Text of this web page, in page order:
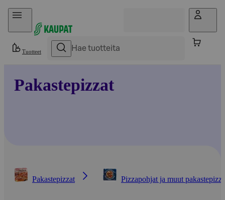
Hyppää sisältöön
Tuotteet
Pakastepizzat
Pakastepizzat Pizzapohjat ja muut